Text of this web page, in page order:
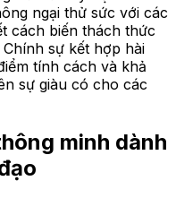
ngại thử sức với các
cách biến thách thức
sự kết hợp hài
tính cách và khả
sự giàu có cho các
minh dành